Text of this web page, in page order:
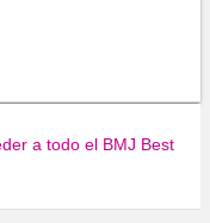
a todo el BMJ Best